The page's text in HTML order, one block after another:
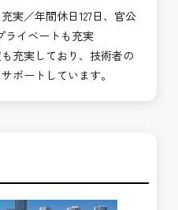
実／年間休日127日、官公
ライベートも充実
充実しており、技術者の
ポートしています。